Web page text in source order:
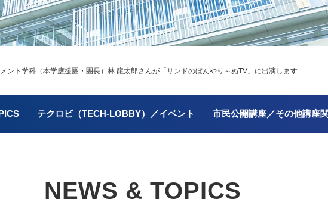
ト学科（本学應援團・團長）林 龍太郎さんが「サンドのぼんやり～ぬTV」に出演します
テクロビ（TECH-LOBBY）／イベント 市民公開講座／その他講座
NEWS & TOPICS